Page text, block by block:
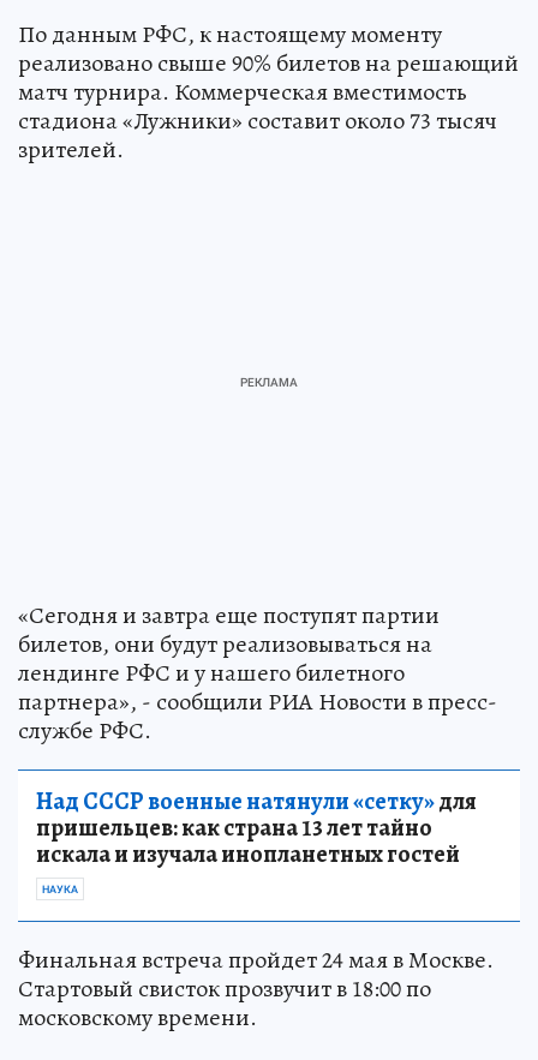
По данным РФС, к настоящему моменту
реализовано свыше 90% билетов на решающий
матч турнира. Коммерческая вместимость
стадиона «Лужники» составит около 73 тысяч
зрителей.
«Сегодня и завтра еще поступят партии
билетов, они будут реализовываться на
лендинге РФС и у нашего билетного
партнера», - сообщили РИА Новости в пресс-
службе РФС.
Над СССР военные натянули «сетку»для
пришельцев: как страна 13 лет тайно
искала и изучала инопланетных гостей
НАУКА
Финальная встреча пройдет 24 мая в Москве.
Стартовый свисток прозвучит в 18:00 по
московскому времени.